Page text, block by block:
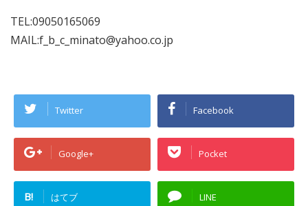
TEL:09050165069
MAIL:f_b_c_minato@yahoo.co.jp
Twitter Facebook
Google+ Pocket
B! はてブ LINE